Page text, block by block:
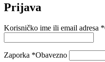
Prijava
Korisničko ime ili email adresa *
Zaporka *Obavezno